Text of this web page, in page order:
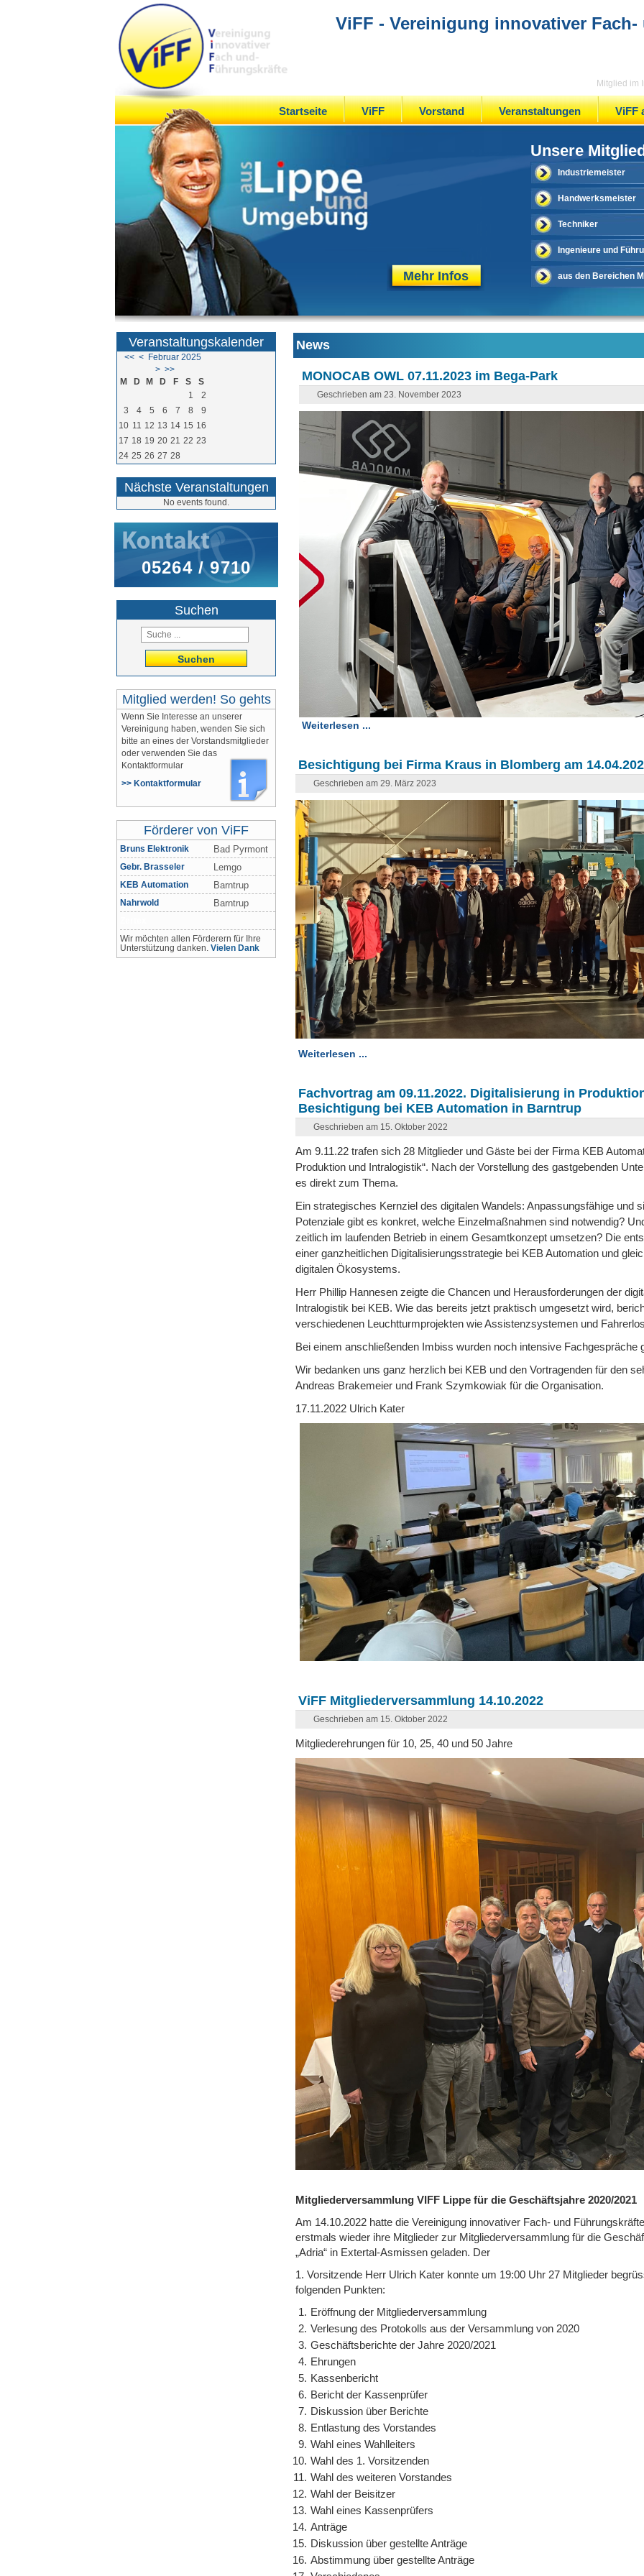
ViFF - Vereinigung innovativer
Mitglied im
Startseite ViFF Vorstand Veranstaltungen ViFF
Mehr Infos
Unsere
Industriemeister
Handwerksmeister
Techniker
Ingenieure und
aus den Bereichen
News
MONOCAB OWL 07.11.2023 im Bega-Park
Geschrieben am 23. November 2023
Weiterlesen ...
Besichtigung bei Firma Kraus in Blomberg am
Geschrieben am 29. März 2023
Weiterlesen ...
Fachvortrag am 09.11.2022. Digitalisierung in
Besichtigung bei KEB Automation in Barntrup
Geschrieben am 15. Oktober 2022
Am 9.11.22 trafen sich 28 Mitglieder und Gäste bei der Firma KEB
Produktion und Intralogistik“. Nach der Vorstellung des gastgebenden
es direkt zum Thema.
Ein strategisches Kernziel des digitalen Wandels: Anpassungsfähige und
Potenziale gibt es konkret, welche Einzelmaßnahmen sind notwendig?
zeitlich im laufenden Betrieb in einem Gesamtkonzept umsetzen? Die
einer ganzheitlichen Digitalisierungsstrategie bei KEB Automation und
digitalen Ökosystems.
Herr Phillip Hannesen zeigte die Chancen und Herausforderungen der
Intralogistik bei KEB. Wie das bereits jetzt praktisch umgesetzt wird,
verschiedenen Leuchtturmprojekten wie Assistenzsystemen und
Bei einem anschließenden Imbiss wurden noch intensive Fachgespräche
Wir bedanken uns ganz herzlich bei KEB und den Vortragenden für den
Andreas Brakemeier und Frank Szymkowiak für die Organisation.
17.11.2022 Ulrich Kater
ViFF Mitgliederversammlung 14.10.2022
Geschrieben am 15. Oktober 2022
Mitgliederehrungen für 10, 25, 40 und 50 Jahre
Mitgliederversammlung VIFF Lippe für die Geschäftsjahre 2020/2021
Am 14.10.2022 hatte die Vereinigung innovativer Fach- und
erstmals wieder ihre Mitglieder zur Mitgliederversammlung für die
„Adria“ in Extertal-Asmissen geladen. Der
1. Vorsitzende Herr Ulrich Kater konnte um 19:00 Uhr 27 Mitglieder
folgenden Punkten:
Eröffnung der Mitgliederversammlung
Verlesung des Protokolls aus der Versammlung von 2020
Geschäftsberichte der Jahre 2020/2021
Ehrungen
Kassenbericht
Bericht der Kassenprüfer
Diskussion über Berichte
Entlastung des Vorstandes
Wahl eines Wahlleiters
Wahl des 1. Vorsitzenden
Wahl des weiteren Vorstandes
Wahl der Beisitzer
Wahl eines Kassenprüfers
Anträge
Diskussion über gestellte Anträge
Abstimmung über gestellte Anträge
Veranstaltungskalender
<< <
Februar 2025
> >>
M
D M D F S
S
1
2
3
4 5 6 7 8
9
10 11 12 13 14 15 16
17 18 19 20 21 22 23
24 25 26 27 28
Nächste Veranstaltungen
No events found.
05264 / 9710
Suchen
Suchen
Mitglied werden! So gehts
Wenn Sie Interesse an unserer
Vereinigung haben, wenden Sie sich
bitte an eines der Vorstandsmitglieder
oder verwenden Sie das
Kontaktformular
>> Kontaktformular
Förderer von ViFF
Bruns Elektronik Bad Pyrmont
Gebr. Brasseler Lemgo
KEB Automation Barntrup
Nahrwold Barntrup
Wir möchten allen Förderern für Ihre
Unterstützung danken. Vielen Dank